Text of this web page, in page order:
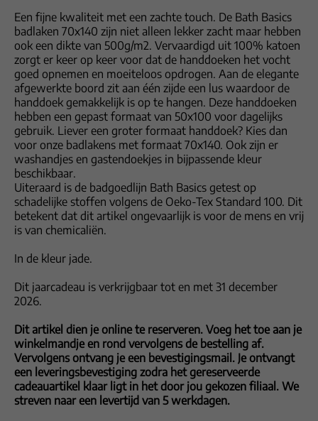
Een fijne kwaliteit met een zachte touch. De Bath Basics
badlaken 70x140 zijn niet alleen lekker zacht maar hebben
ook een dikte van 500g/m2. Vervaardigd uit 100% katoen
zorgt er keer op keer voor dat de handdoeken het vocht
goed opnemen en moeiteloos opdrogen. Aan de elegante
afgewerkte boord zit aan één zijde een lus waardoor de
handdoek gemakkelijk is op te hangen. Deze handdoeken
hebben een gepast formaat van 50x100 voor dagelijks
gebruik. Liever een groter formaat handdoek? Kies dan
voor onze badlakens met formaat 70x140. Ook zijn er
washandjes en gastendoekjes in bijpassende kleur
beschikbaar.
Uiteraard is de badgoedlijn Bath Basics getest op
schadelijke stoffen volgens de Oeko-Tex Standard 100. Dit
betekent dat dit artikel ongevaarlijk is voor de mens en vrij
is van chemicaliën.
In de kleur jade.
Dit jaarcadeau is verkrijgbaar tot en met 31 december
2026.
Dit artikel dien je online te reserveren. Voeg het toe aan je
winkelmandje en rond vervolgens de bestelling af.
Vervolgens ontvang je een bevestigingsmail. Je ontvangt
een leveringsbevestiging zodra het gereserveerde
cadeauartikel klaar ligt in het door jou gekozen filiaal. We
streven naar een levertijd van 5 werkdagen.